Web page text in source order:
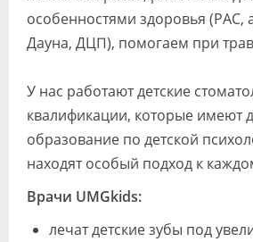
особенностями здоровья (РАС,
Дауна, ДЦП), помогаем при
У нас работают детские
квалификации, которые имеют
образование по детской
находят особый подход к
Врачи UMGkids:
лечат детские зубы под